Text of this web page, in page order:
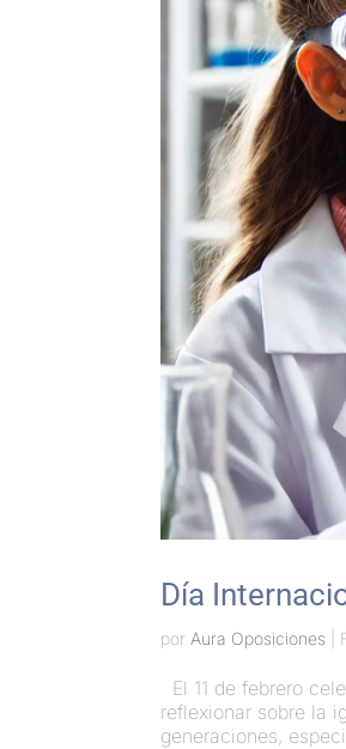
Día
por Aura Oposiciones
El 11 de febrero
reflexionar sobre la
generaciones,